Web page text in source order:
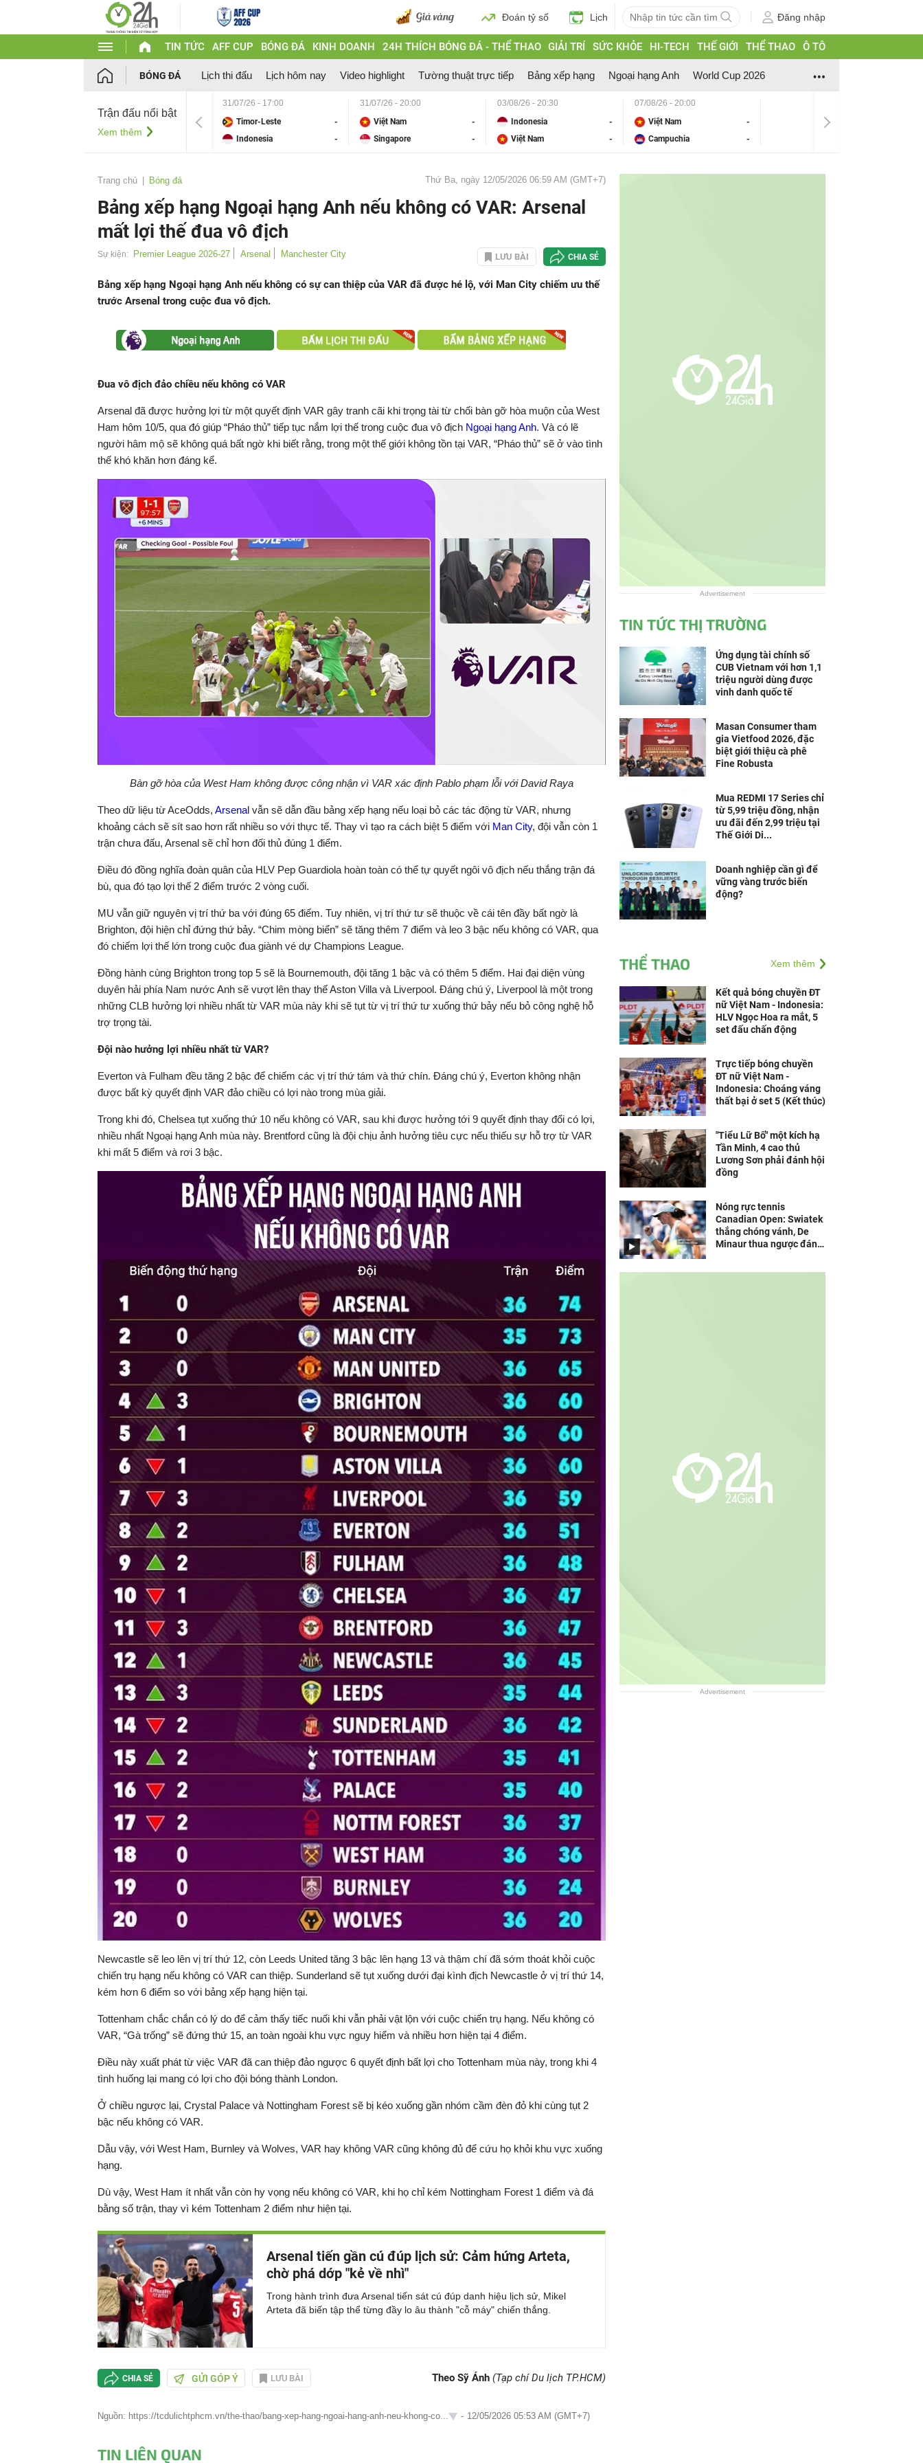
Đoán tỷ số Lịch Đăng nhập
TIN TỨC AFF CUP BÓNG ĐÁ KINH DOANH 24H THÍCH BÓNG ĐÁ - THỂ THAO GIẢI TRÍ SỨC KHỎE HI-TECH THẾ GIỚI THỂ THAO Ô TÔ
BÓNG ĐÁ Lịch thi đấu Lịch hôm nay Video highlight Tường thuật trực tiếp Bảng xếp hạng Ngoại hạng Anh World Cup 2026
Trận đấu nổi bật
Xem thêm
31/07/26 - 17:00
Timor-Leste
-
Indonesia
-
31/07/26 - 20:00
Việt Nam
-
Singapore
-
03/08/26 - 20:30
Indonesia
-
Việt Nam
-
07/08/26 - 20:00
Việt Nam
-
Campuchia
-
Trang chủ Bóng đá Thứ Ba, ngày 12/05/2026 06:59 AM (GMT+7)
Bảng xếp hạng Ngoại hạng Anh nếu không có VAR: Arsenal
mất lợi thế đua vô địch
Sự kiện: Premier League 2026-27 Arsenal Manchester City LƯU BÀI CHIA SẺ
Bảng xếp hạng Ngoại hạng Anh nếu không có sự can thiệp của VAR đã được hé lộ, với Man City chiếm ưu thế
trước Arsenal trong cuộc đua vô địch.
Đua vô địch đảo chiều nếu không có VAR
Arsenal đã được hưởng lợi từ một quyết định VAR gây tranh cãi khi trọng tài từ chối bàn gỡ hòa muộn của West
Ham hôm 10/5, qua đó giúp “Pháo thủ” tiếp tục nắm lợi thế trong cuộc đua vô địch Ngoại hạng Anh. Và có lẽ
người hâm mộ sẽ không quá bất ngờ khi biết rằng, trong một thế giới không tồn tại VAR, “Pháo thủ” sẽ ở vào tình
thế khó khăn hơn đáng kể.
Bàn gỡ hòa của West Ham không được công nhận vì VAR xác định Pablo phạm lỗi với David Raya
Theo dữ liệu từ AceOdds, Arsenal vẫn sẽ dẫn đầu bảng xếp hạng nếu loại bỏ các tác động từ VAR, nhưng
khoảng cách sẽ sít sao hơn rất nhiều so với thực tế. Thay vì tạo ra cách biệt 5 điểm với Man City, đội vẫn còn 1
trận chưa đấu, Arsenal sẽ chỉ hơn đối thủ đúng 1 điểm.
Điều đó đồng nghĩa đoàn quân của HLV Pep Guardiola hoàn toàn có thể tự quyết ngôi vô địch nếu thắng trận đá
bù, qua đó tạo lợi thế 2 điểm trước 2 vòng cuối.
MU vẫn giữ nguyên vị trí thứ ba với đúng 65 điểm. Tuy nhiên, vị trí thứ tư sẽ thuộc về cái tên đầy bất ngờ là
Brighton, đội hiện chỉ đứng thứ bảy. “Chim mòng biển” sẽ tăng thêm 7 điểm và leo 3 bậc nếu không có VAR, qua
đó chiếm lợi thế lớn trong cuộc đua giành vé dự Champions League.
Đồng hành cùng Brighton trong top 5 sẽ là Bournemouth, đội tăng 1 bậc và có thêm 5 điểm. Hai đại diện vùng
duyên hải phía Nam nước Anh sẽ vượt lên thay thế Aston Villa và Liverpool. Đáng chú ý, Liverpool là một trong
những CLB hưởng lợi nhiều nhất từ VAR mùa này khi sẽ tụt từ vị trí thứ tư xuống thứ bảy nếu bỏ công nghệ hỗ
trợ trọng tài.
Đội nào hưởng lợi nhiều nhất từ VAR?
Everton và Fulham đều tăng 2 bậc để chiếm các vị trí thứ tám và thứ chín. Đáng chú ý, Everton không nhận
được bất kỳ quyết định VAR đảo chiều có lợi nào trong mùa giải.
Trong khi đó, Chelsea tụt xuống thứ 10 nếu không có VAR, sau khi được hưởng tới 9 quyết định thay đổi có lợi,
nhiều nhất Ngoại hạng Anh mùa này. Brentford cũng là đội chịu ảnh hưởng tiêu cực nếu thiếu sự hỗ trợ từ VAR
khi mất 5 điểm và rơi 3 bậc.
Newcastle sẽ leo lên vị trí thứ 12, còn Leeds United tăng 3 bậc lên hạng 13 và thậm chí đã sớm thoát khỏi cuộc
chiến trụ hạng nếu không có VAR can thiệp. Sunderland sẽ tụt xuống dưới đại kình địch Newcastle ở vị trí thứ 14,
kém hơn 6 điểm so với bảng xếp hạng hiện tại.
Tottenham chắc chắn có lý do để cảm thấy tiếc nuối khi vẫn phải vật lộn với cuộc chiến trụ hạng. Nếu không có
VAR, “Gà trống” sẽ đứng thứ 15, an toàn ngoài khu vực nguy hiểm và nhiều hơn hiện tại 4 điểm.
Điều này xuất phát từ việc VAR đã can thiệp đảo ngược 6 quyết định bất lợi cho Tottenham mùa này, trong khi 4
tình huống lại mang có lợi cho đội bóng thành London.
Ở chiều ngược lại, Crystal Palace và Nottingham Forest sẽ bị kéo xuống gần nhóm cầm đèn đỏ khi cùng tụt 2
bậc nếu không có VAR.
Dẫu vậy, với West Ham, Burnley và Wolves, VAR hay không VAR cũng không đủ để cứu họ khỏi khu vực xuống
hạng.
Dù vậy, West Ham ít nhất vẫn còn hy vọng nếu không có VAR, khi họ chỉ kém Nottingham Forest 1 điểm và đá
bằng số trận, thay vì kém Tottenham 2 điểm như hiện tại.
Arsenal tiến gần cú đúp lịch sử: Cảm hứng Arteta,
chờ phá dớp "kẻ về nhì"
Trong hành trình đưa Arsenal tiến sát cú đúp danh hiệu lịch sử, Mikel
Arteta đã biến tập thể từng đầy lo âu thành "cỗ máy" chiến thắng.
CHIA SẺ GỬI GÓP Ý LƯU BÀI Theo Sỹ Ánh (Tạp chí Du lịch TP.HCM)
Nguồn: https://tcdulichtphcm.vn/the-thao/bang-xep-hang-ngoai-hang-anh-neu-khong-co... - 12/05/2026 05:53 AM (GMT+7)
TIN LIÊN QUAN
Advertisement
TIN TỨC THỊ TRƯỜNG
Ứng dụng tài chính số
CUB Vietnam với hơn 1,1
triệu người dùng được
vinh danh quốc tế
Masan Consumer tham
gia Vietfood 2026, đặc
biệt giới thiệu cà phê
Fine Robusta
Mua REDMI 17 Series chỉ
từ 5,99 triệu đồng, nhận
ưu đãi đến 2,99 triệu tại
Thế Giới Di...
Doanh nghiệp cần gì để
vững vàng trước biến
động?
THỂ THAO Xem thêm
Kết quả bóng chuyền ĐT
nữ Việt Nam - Indonesia:
HLV Ngọc Hoa ra mắt, 5
set đấu chấn động
Trực tiếp bóng chuyền
ĐT nữ Việt Nam -
Indonesia: Choáng váng
thất bại ở set 5 (Kết thúc)
"Tiểu Lữ Bố" một kích hạ
Tần Minh, 4 cao thủ
Lương Sơn phải đánh hội
đồng
Nóng rực tennis
Canadian Open: Swiatek
thắng chóng vánh, De
Minaur thua ngược đáng
Advertisement